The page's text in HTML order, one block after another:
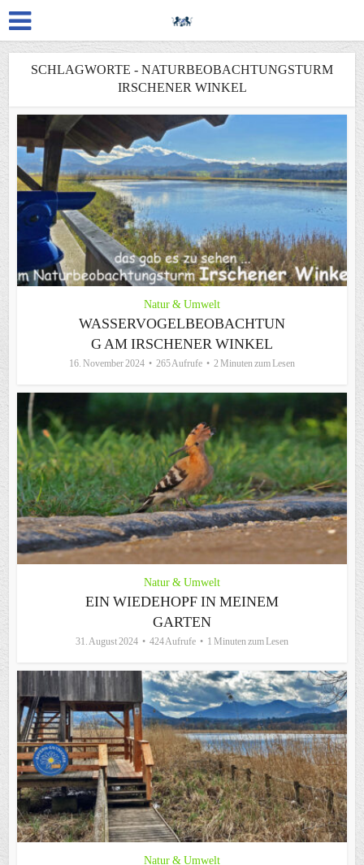
SCHLAGWORTE - NATURBEOBACHTUNGSTURM
IRSCHENER WINKEL
Natur & Umwelt
WASSERVOGELBEOBACHTUN
G AM IRSCHENER WINKEL
16. November 2024 265 Aufrufe 2 Minuten zum Lesen
Natur & Umwelt
EIN WIEDEHOPF IN MEINEM
GARTEN
31. August 2024 424 Aufrufe 1 Minuten zum Lesen
Natur & Umwelt